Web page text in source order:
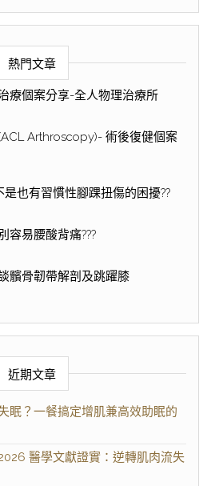
熱門文章
療個案分享-全人物理治療所
Arthroscopy)- 術後復健個案
也有習慣性腳踝扭傷的困擾??
容易腰酸背痛???
髕骨韌帶解剖及跳躍膝
近期文章
眠？一餐搞定增肌兼高效助眠的
醫學文獻證實：逆轉肌肉流失